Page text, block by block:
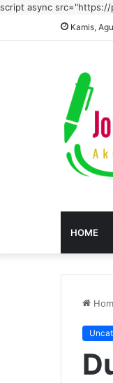
script async src="https://
Kamis,
HOME